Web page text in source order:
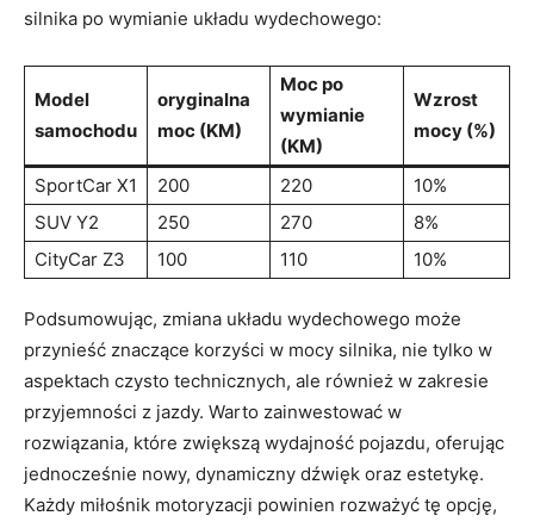
silnika po wymianie układu wydechowego:
Model
samochodu
oryginalna
moc (KM)
Moc po
wymianie
(KM)
Wzrost
mocy (%)
SportCar X1 200 220
10%
SUV Y2
250 270
8%
CityCar Z3
100 110 10%
Podsumowując, zmiana układu wydechowego może
przynieść znaczące korzyści w mocy silnika, nie tylko w
aspektach czysto technicznych, ale również w zakresie
przyjemności z jazdy. Warto zainwestować w
rozwiązania, które zwiększą wydajność pojazdu, oferując
jednocześnie nowy, dynamiczny dźwięk oraz estetykę.
Każdy miłośnik motoryzacji powinien rozważyć tę opcję,